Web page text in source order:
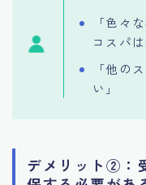
「色々
コスパ
「他の
い」
デメリット②：